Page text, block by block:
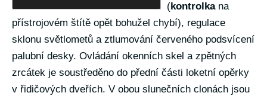
(kontrolkana
přístrojovém štítě opět bohužel chybí), regulace
sklonu světlometů a ztlumování červeného podsvícení
palubní desky. Ovládání okenních skel a zpětných
zrcátek je soustředěno do přední části loketní opěrky
v řidičových dveřích. V obou slunečních clonách jsou